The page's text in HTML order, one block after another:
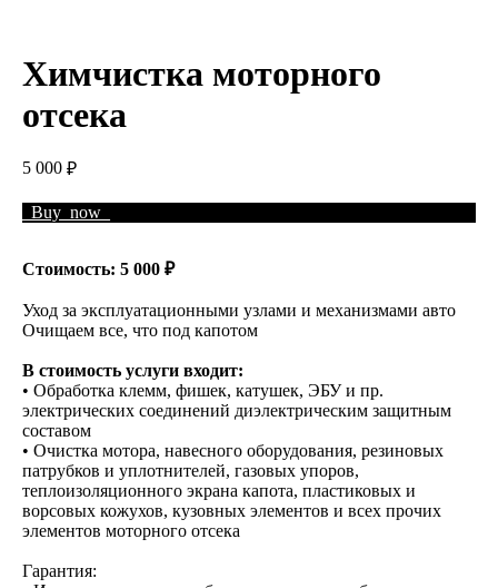
Химчистка моторного
отсека
5 000 ₽
_Buy_now_
Стоимость: 5 000 ₽
Уход за эксплуатационными узлами и механизмами авто
Очищаем все, что под капотом
В стоимость услуги входит:
• Обработка клемм, фишек, катушек, ЭБУ и пр.
электрических соединений диэлектрическим защитным
составом
• Очистка мотора, навесного оборудования, резиновых
патрубков и уплотнителей, газовых упоров,
теплоизоляционного экрана капота, пластиковых и
ворсовых кожухов, кузовных элементов и всех прочих
элементов моторного отсека
Гарантия: